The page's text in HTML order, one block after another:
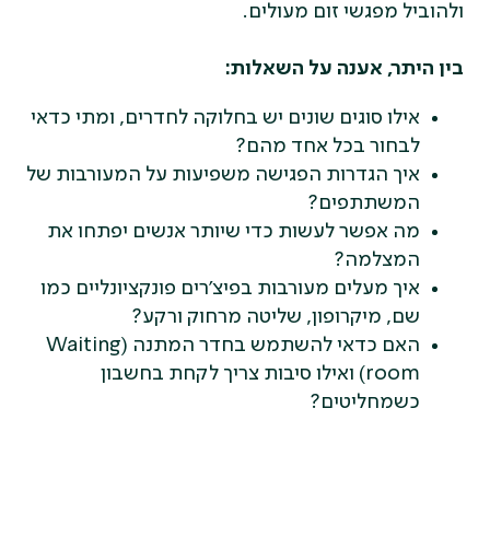
ולהוביל מפגשי זום מעולים.
בין היתר, אענה על השאלות:
אילו סוגים שונים יש בחלוקה לחדרים, ומתי כדאי
לבחור בכל אחד מהם?
איך הגדרות הפגישה משפיעות על המעורבות של
המשתתפים?
מה אפשר לעשות כדי שיותר אנשים יפתחו את
המצלמה?
איך מעלים מעורבות בפיצ'רים פונקציונליים כמו
שם, מיקרופון, שליטה מרחוק ורקע?
האם כדאי להשתמש בחדר המתנה (Waiting
room) ואילו סיבות צריך לקחת בחשבון
כשמחליטים?